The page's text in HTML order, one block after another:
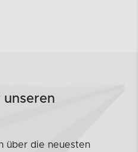
unseren
über die neuesten